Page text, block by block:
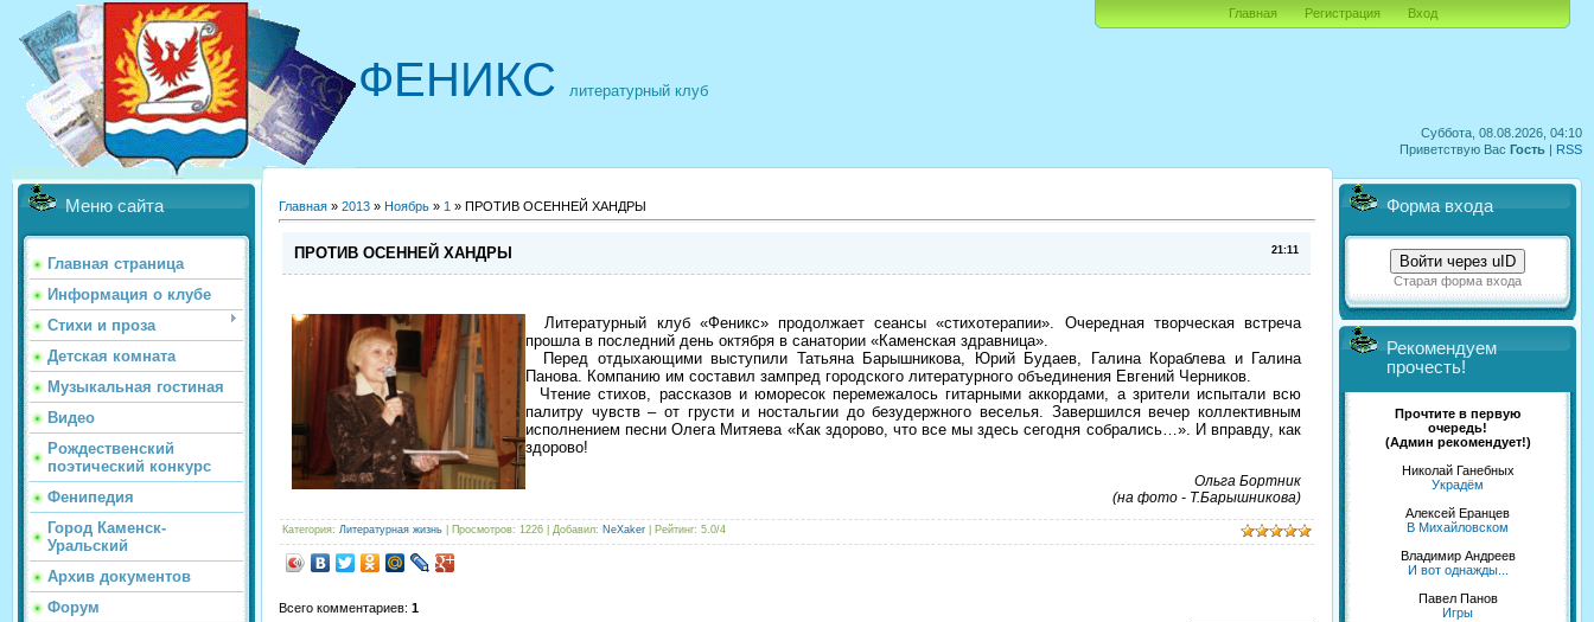
Суббота, 08.08.2026, 04:10
Приветствую Вас Гость | RSS
ФЕНИКС литературный клуб
Главная Регистрация Вход
Меню сайта
Главная страница
Информация о клубе
Стихи и проза
Детская комната
Музыкальная гостиная
Видео
Рождественский
поэтический конкурс
Фенипедия
Город Каменск-
Уральский
Архив документов
Форум
Главная » 2013 » Ноябрь » 1 » ПРОТИВ ОСЕННЕЙ ХАНДРЫ
21:11
ПРОТИВ ОСЕННЕЙ ХАНДРЫ
Литературный клуб «Феникс» продолжает сеансы «стихотерапии». Очередная творческая встреча
прошла в последний день октября в санатории «Каменская здравница».
Перед отдыхающими выступили Татьяна Барышникова, Юрий Будаев, Галина Кораблева и Галина
Панова. Компанию им составил зампред городского литературного объединения Евгений Черников.
Чтение стихов, рассказов и юморесок перемежалось гитарными аккордами, а зрители испытали всю
палитру чувств – от грусти и ностальгии до безудержного веселья. Завершился вечер коллективным
исполнением песни Олега Митяева «Как здорово, что все мы здесь сегодня собрались…». И вправду, как
здорово!
Ольга Бортник
(на фото - Т.Барышникова)
Категория: Литературная жизнь Просмотров: 1226 | Добавил: NeXaker Рейтинг: 5.0/4
Всего комментариев: 1
Форма входа
Войти через uID
Старая форма входа
Рекомендуем
прочесть!
Прочтите в первую
очередь!
(Админ рекомендует!)
Николай Ганебных
Украдём
Алексей Еранцев
В Михайловском
Владимир Андреев
И вот однажды...
Павел Панов
Игры